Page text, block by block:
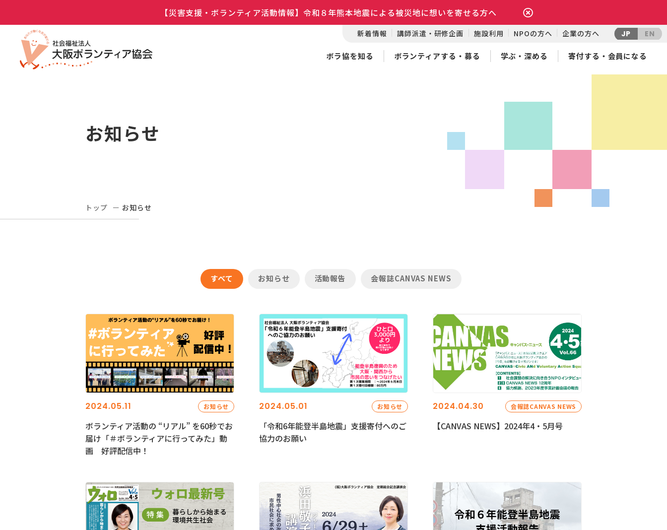
【災害支援・ボランティア活動情報】令和８年熊本地震による被災地に想いを寄せる方へ
新着情報 講師派遣・研修企画 施設利用 NPOの方へ 企業の方へ JP EN
ボラ協を知る ボランティアする・募る 学ぶ・深める 寄付する・会員になる
お知らせ
トップ お知らせ
すべて お知らせ 活動報告 会報誌CANVAS NEWS
2024.05.11 お知らせ
ボランティア活動の “リアル” を60秒でお
届け「＃ボランティアに行ってみた」動
画 好評配信中！
2024.05.01 お知らせ
「令和6年能登半島地震」支援寄付へのご
協力のお願い
2024.04.30 会報誌CANVAS NEWS
【CANVAS NEWS】2024年4・5月号